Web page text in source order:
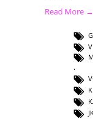
Read More →